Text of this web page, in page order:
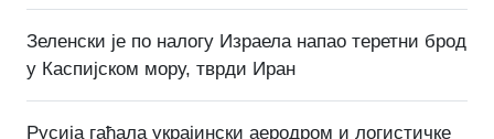
Зеленски је по налогу Израела напао теретни брод
у Каспијском мору, тврди Иран
Русија гађала украјински аеродром и логистичке